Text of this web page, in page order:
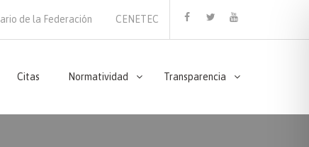
de la Federación
CENETEC
Citas Normatividad Transparencia